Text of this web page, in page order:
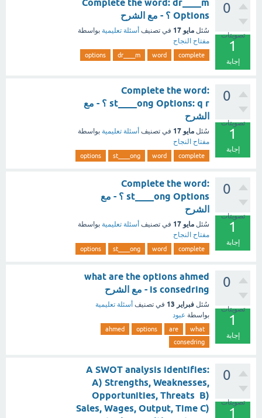
0
تصويتات
1
إجابة
Complete the word: dr____m
Options ؟ - مع الشرح
سُئل مايو 17 في تصنيف أسئلة تعليمية بواسطة
مفتاح النجاح
complete
word
dr____m
options
0
تصويتات
1
إجابة
Complete the word:
st____ong Options: q r ؟ - مع
الشرح
سُئل مايو 17 في تصنيف أسئلة تعليمية بواسطة
مفتاح النجاح
complete
word
st____ong
options
0
تصويتات
1
إجابة
Complete the word:
st____ong Options ؟ - مع
الشرح
سُئل مايو 17 في تصنيف أسئلة تعليمية بواسطة
مفتاح النجاح
complete
word
st____ong
options
0
تصويتات
1
إجابة
what are the options ahmed
is consedring - مع الشرح
سُئل فبراير 13 في تصنيف أسئلة تعليمية
بواسطة عبود
what
are
options
ahmed
consedring
0
تصويتات
1
A SWOT analysis identifies:
A) Strengths, Weaknesses,
Opportunities, Threats B)
Sales, Wages, Output, Time C)